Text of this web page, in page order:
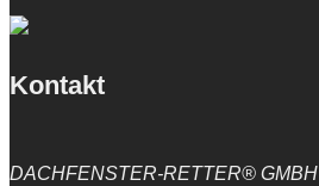
Kontakt
DACHFENSTER-RETTER® GMBH